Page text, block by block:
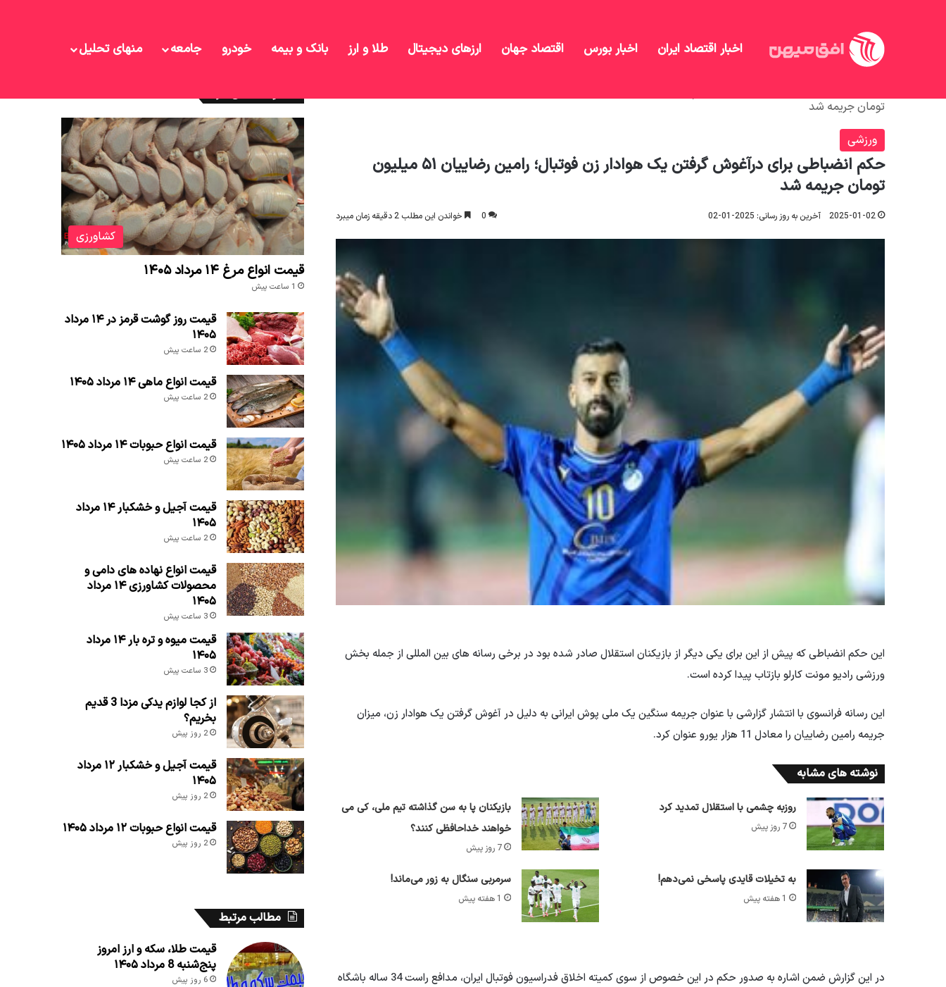
اخبار اقتصاد ایران اخبار بورس اقتصاد جهان ارزهای دیجیتال طلا و ارز بانک و بیمه خودرو جامعه منهای تحلیل
تومان جریمه شد
ورزشی
حکم انضباطی برای درآغوش گرفتن یک هوادار زن فوتبال؛ رامین رضاییان ۵۱ میلیون
تومان جریمه شد
2025-01-02 آخرین به روز رسانی: 2025-01-02 0 خواندن این مطلب 2 دقیقه زمان میبرد
این حکم انضباطی که پیش از این برای یکی دیگر از بازیکنان استقلال صادر شده بود در برخی رسانه های بین المللی از جمله بخش
ورزشی رادیو مونت کارلو بازتاب پیدا کرده است.
این رسانه فرانسوی با انتشار گزارشی با عنوان جریمه سنگین یک ملی پوش ایرانی به دلیل در آغوش گرفتن یک هوادار زن، میزان
جریمه رامین رضاییان را معادل 11 هزار یورو عنوان کرد.
نوشته های مشابه
روزبه چشمی با استقلال تمدید کرد
7 روز پیش
بازیکنان پا به سن گذاشته تیم ملی، کی می
خواهند خداحافظی کنند؟
7 روز پیش
به تخیلات قایدی پاسخی نمی‌دهم!
1 هفته پیش
سرمربی سنگال به زور می‌ماند!
1 هفته پیش
در این گزارش ضمن اشاره به صدور حکم در این خصوص از سوی کمیته اخلاق فدراسیون فوتبال ایران، مدافع راست 34 ساله باشگاه
کشاورزی
قیمت انواع مرغ ۱۴ مرداد ۱۴۰۵
1 ساعت پیش
قیمت روز گوشت قرمز در ۱۴ مرداد
۱۴۰۵
2 ساعت پیش
قیمت انواع ماهی ۱۴ مرداد ۱۴۰۵
2 ساعت پیش
قیمت انواع حبوبات ۱۴ مرداد ۱۴۰۵
2 ساعت پیش
قیمت آجیل و خشکبار ۱۴ مرداد
۱۴۰۵
2 ساعت پیش
قیمت انواع نهاده های دامی و
محصولات کشاورزی ۱۴ مرداد
۱۴۰۵
3 ساعت پیش
قیمت میوه و تره بار ۱۴ مرداد
۱۴۰۵
3 ساعت پیش
از کجا لوازم یدکی مزدا 3 قدیم
بخریم؟
2 روز پیش
قیمت آجیل و خشکبار ۱۲ مرداد
۱۴۰۵
2 روز پیش
قیمت انواع حبوبات ۱۲ مرداد ۱۴۰۵
2 روز پیش
مطالب مرتبط
قیمت طلا، سکه و ارز امروز
پنج‌شنبه 8 مرداد ۱۴۰۵
6 روز پیش